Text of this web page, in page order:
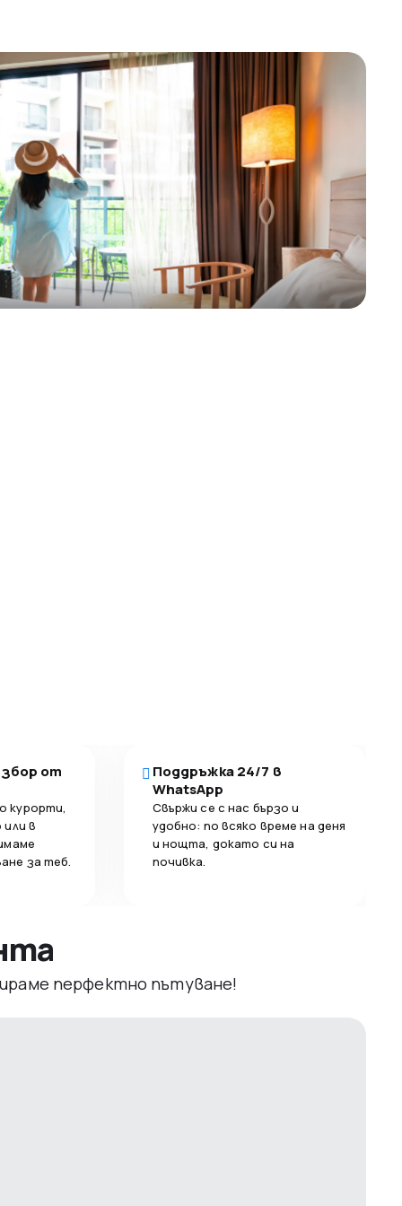
от
курорти,
в
за теб.
Поддръжка 24/7 в
WhatsApp
Свържи се с нас бързо и
удобно: по всяко време на деня
и нощта, докато си на
почивка.
перфектно пътуване!